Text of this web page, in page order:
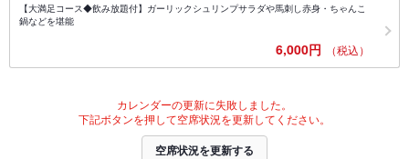
【大満足コース◆飲み放題付】ガーリックシュリンプサラダや馬刺し赤身・ちゃんこ
鍋などを堪能
6,000円 （税込）
カレンダーの更新に失敗しました。
下記ボタンを押して空席状況を更新してください。
空席状況を更新する